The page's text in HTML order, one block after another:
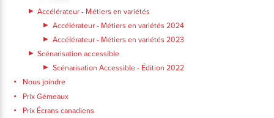
Accélérateur - Métiers en variétés
Accélérateur - Métiers en variétés 2024
Accélérateur - Métiers en variétés 2023
Scénarisation accessible
Scénarisation Accessible - Édition 2022
Nous joindre
Prix Gémeaux
Prix Écrans canadiens